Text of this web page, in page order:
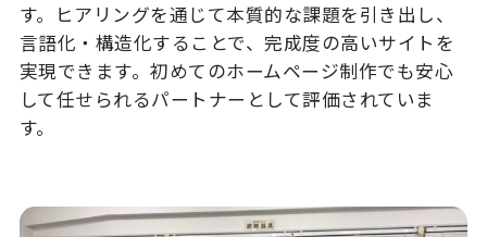
す。ヒアリングを通じて本質的な課題を引き出し、
言語化・構造化することで、完成度の高いサイトを
実現できます。初めてのホームページ制作でも安心
して任せられるパートナーとして評価されていま
す。